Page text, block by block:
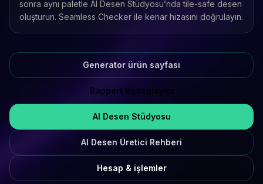
sonra aynı paletle AI Desen Stüdyosu’nda tile-safe desen
oluşturun. Seamless Checker ile kenar hizasını doğrulayın.
Generator ürün sayfası
Rapport Hesaplayıcı
AI Desen Stüdyosu
AI Desen Üretici Rehberi
Hesap & işlemler